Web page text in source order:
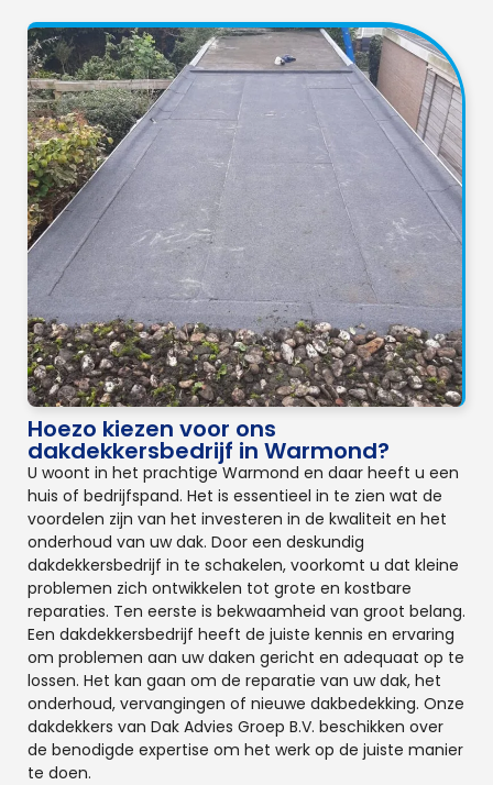
Hoezo kiezen voor ons
dakdekkersbedrijf in Warmond?
U woont in het prachtige Warmond en daar heeft u een
huis of bedrijfspand. Het is essentieel in te zien wat de
voordelen zijn van het investeren in de kwaliteit en het
onderhoud van uw dak. Door een deskundig
dakdekkersbedrijf in te schakelen, voorkomt u dat kleine
problemen zich ontwikkelen tot grote en kostbare
reparaties. Ten eerste is bekwaamheid van groot belang.
Een dakdekkersbedrijf heeft de juiste kennis en ervaring
om problemen aan uw daken gericht en adequaat op te
lossen. Het kan gaan om de reparatie van uw dak, het
onderhoud, vervangingen of nieuwe dakbedekking. Onze
dakdekkers van Dak Advies Groep B.V. beschikken over
de benodigde expertise om het werk op de juiste manier
te doen.